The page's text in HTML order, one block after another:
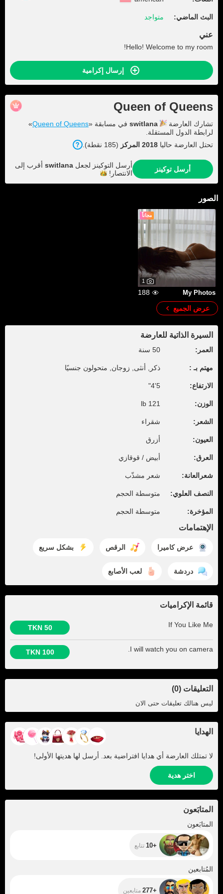
البث الماضي: متواجد
عني
Hello! Welcome to my room!
إرسال إكرامية
Queen of Queens
تشارك العارضة switlana في مسابقة «Queen of Queens
»
لرابطة الدول المستقلة.
تحتل العارضة حاليا 2018 المركز (185 نقطة).
أرسل توكينز أرسل التوكينز لجعل switlana أقرب إلى
الانتصار!
الصور
مجاناً
1
My Photos
188
عرض الجميع
السيرة الذاتية للعارضة
العمر: 50 سنة
مهتم بـ : ذكر, أنثى, زوجان, متحولون جنسيًا
الارتفاع: 5'4"
الوزن: 121 lb
الشعر: شقراء
العيون: أزرق
العرق: أبيض / قوقازي
شعرالعانة: شعر مشذّب
النصف العلوي: متوسطة الحجم
المؤخرة: متوسطة الحجم
الإهتمامات
عرض كاميرا الرقص بشكل سريع
دردشة لعب الأصابع
قائمة الإكراميات
If You Like Me
50 TKN
I will watch you on camera.
100 TKN
التعليقات (0)
ليس هنالك تعليقات حتى الان
الهدايا
لا تمتلك العارضة أي هدايا افتراضية بعد. أرسل لها هديتها الأولى!
اختر هدية
المتابَعون
المتابَعون
+10 تتابع
المُتابعين
+277 متابعين